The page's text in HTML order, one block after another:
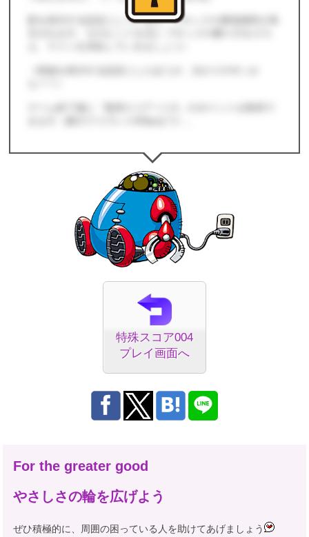
影を表示する設定にしていると、ブロックの着地場所が表
特殊スコア004
プレイ画面へ
For the greater good
やさしさの輪を広げよう
ぜひ積極的に、周囲の困っている人を助けてあげましょう